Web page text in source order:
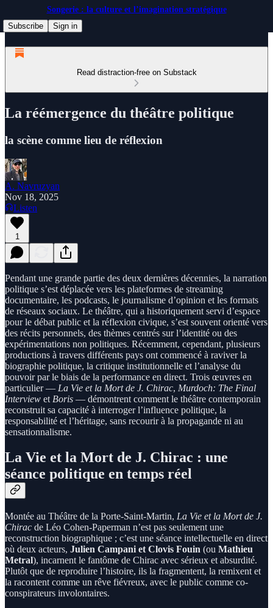
Songerie : la culture et l’imagination stratégique
Subscribe
Sign in
Read distraction-free on Substack
La réémergence du théâtre politique
la scène comme lieu de réflexion
A. Navruzyan
Nov 18, 2025
Listen
1
Pendant une grande partie des deux dernières décennies, la narration
politique s’est déplacée vers les plateformes de streaming
documentaire, les podcasts, le journalisme d’opinion et les formats
de réseaux sociaux. Le théâtre, qui a historiquement servi d’espace
pour le débat public et la réflexion civique, s’est souvent orienté vers
des récits personnels, des thèmes centrés sur l’identité ou des
expérimentations non politiques. Récemment, cependant, plusieurs
productions à travers différents pays ont commencé à raviver la
biographie politique, la critique institutionnelle et l’analyse du
pouvoir par le biais de la performance en direct. Trois œuvres en
particulier — La Vie et la Mort de J. Chirac, Murdoch: The Final
Interview et Boris — démontrent comment le théâtre contemporain
reconstruit sa capacité à interroger l’influence politique, la
responsabilité et l’héritage, sans recourir à la propagande ni au
sensationnalisme.
La Vie et la Mort de J. Chirac : une
séance politique en temps réel
Montée au Théâtre de la Porte-Saint-Martin, La Vie et la Mort de J.
Chirac de Léo Cohen-Paperman n’est pas seulement une
reconstruction biographique ; c’est une séance intellectuelle en direct
où deux acteurs, Julien Campani et Clovis Fouin (ou Mathieu
Metral), incarnent le fantôme de Chirac avec sérieux et absurdité.
Plutôt que de reproduire l’histoire, ils la fragmentent, la remixent et
la racontent comme un rêve fiévreux, avec le public comme co-
conspirateurs involontaires.